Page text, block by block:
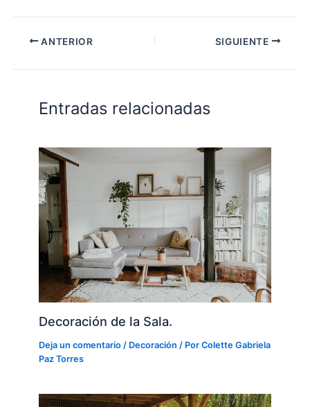
ANTERIOR SIGUIENTE
Entradas relacionadas
Decoración de la Sala.
Deja un comentario / Decoración / PorColette Gabriela
Paz Torres